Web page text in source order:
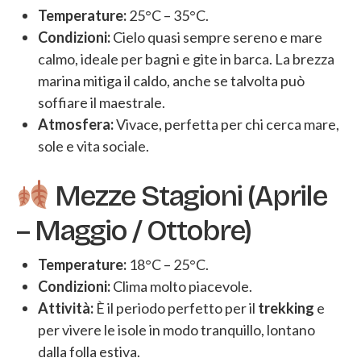
Temperature:25°C – 35°C.
Condizioni:Cielo quasi sempre sereno e mare
calmo, ideale per bagni e gite in barca. La brezza
marina mitiga il caldo, anche se talvolta può
soffiare il maestrale.
Atmosfera:Vivace, perfetta per chi cerca mare,
sole e vita sociale.
Mezze Stagioni (Aprile
– Maggio / Ottobre)
Temperature: 18°C – 25°C.
Condizioni:Clima molto piacevole.
Attività: È il periodo perfetto per il trekking e
per vivere le isole in modo tranquillo, lontano
dalla folla estiva.